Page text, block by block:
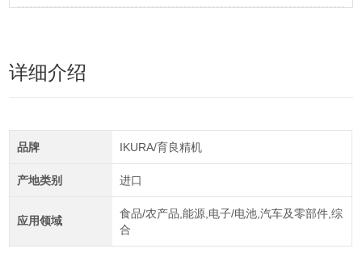
详细介绍
品牌 IKURA/育良精机
产地类别 进口
应用领域
食品/农产品,能源,电子/电池,汽车及零部件,综
合